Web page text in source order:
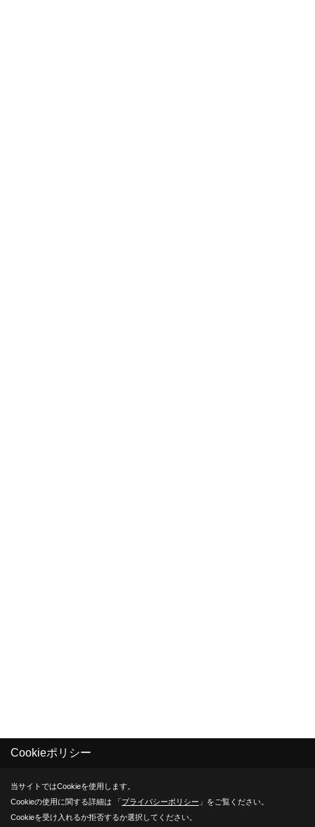
Cookieポリシー
当サイトではCookieを使用します。
Cookieの使用に関する詳細は 「プライバシーポリシー 」をご覧ください。
Cookieを受け入れるか拒否するか選択してください。